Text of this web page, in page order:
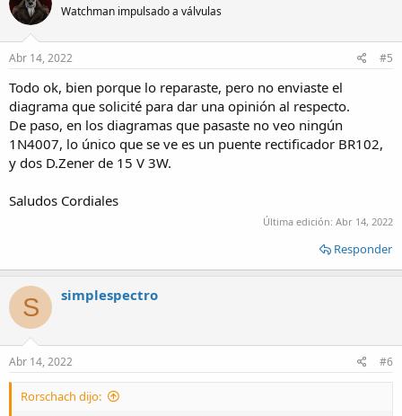
Watchman impulsado a válvulas
Abr 14, 2022 #5
Todo ok, bien porque lo reparaste, pero no enviaste el
diagrama que solicité para dar una opinión al respecto.
De paso, en los diagramas que pasaste no veo ningún
1N4007, lo único que se ve es un puente rectificador BR102,
y dos D.Zener de 15 V 3W.
Saludos Cordiales
Última edición: Abr 14, 2022
Responder
S simplespectro
Abr 14, 2022 #6
Rorschach dijo: